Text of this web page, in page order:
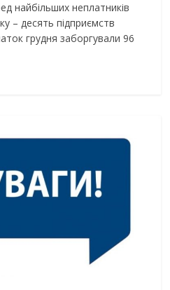
найбільших неплатників
– десять підприємств
грудня заборгували 96